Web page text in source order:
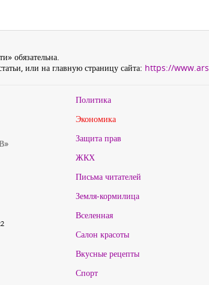
обязательна.
или на главную страницу сайта: https://
Политика
Экономика
Защита прав
ЖКХ
Письма читателей
Земля-кормилица
Вселенная
Салон красоты
Вкусные рецепты
Спорт